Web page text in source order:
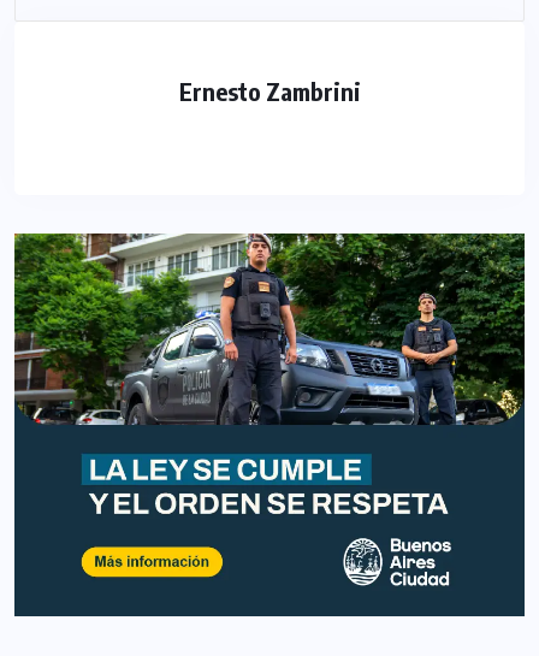
Ernesto Zambrini